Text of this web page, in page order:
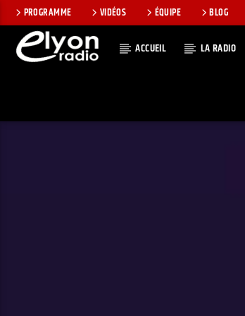
PROGRAMME VIDÉOS ÉQUIPE BLOG
ACCUEIL LA RADIO